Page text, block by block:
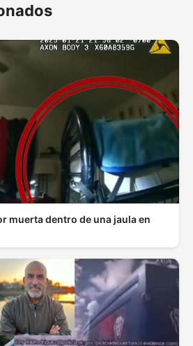
muerta dentro de una jaula en